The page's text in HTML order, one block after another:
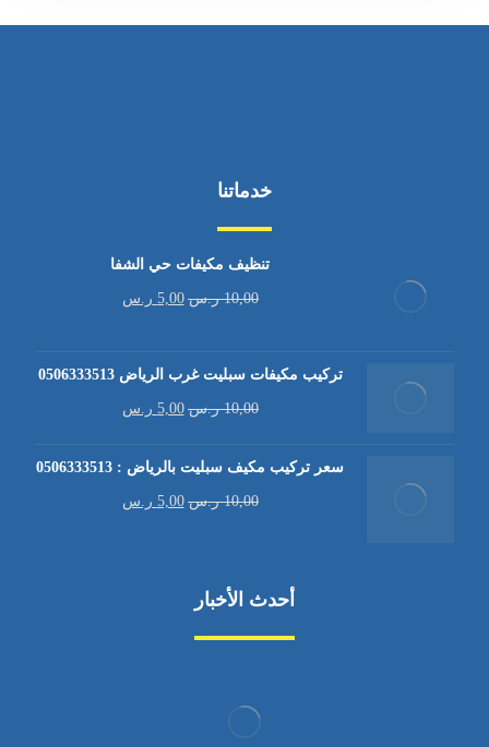
خدماتنا
تنظيف مكيفات حي الشفا
10,00 ر.س 5,00 ر.س
تركيب مكيفات سبليت غرب الرياض 0506333513
10,00 ر.س 5,00 ر.س
سعر تركيب مكيف سبليت بالرياض : 0506333513
10,00 ر.س 5,00 ر.س
أحدث الأخبار